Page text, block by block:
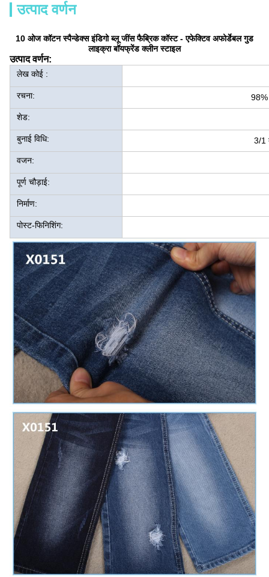
उत्पाद वर्णन
10 ओज कॉटन स्पैन्डेक्स इंडिगो ब्लू जींस फैब्रिक कॉस्ट - एफेक्टिव अफोर्डेबल गुड
लाइक्रा बॉयफ्रेंड क्लीन स्टाइल
उत्पाद वर्णन:
लेख कोई :
रचना: 98%
शेड:
बुनाई विधि: 3/1
वजन:
पूर्ण चौड़ाई:
निर्माण:
पोस्ट-फिनिशिंग: